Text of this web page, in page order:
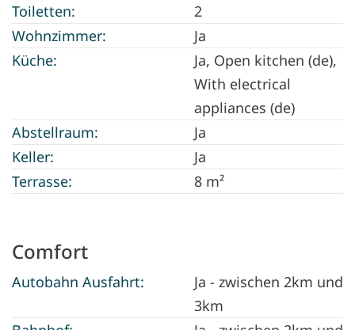
Toiletten:
2
Wohnzimmer:
Ja
Küche:
Ja, Open kitchen (de),
With electrical
appliances (de)
Abstellraum:
Ja
Keller:
Ja
Terrasse:
8 m²
Comfort
Autobahn Ausfahrt:
Ja - zwischen 2km und
3km